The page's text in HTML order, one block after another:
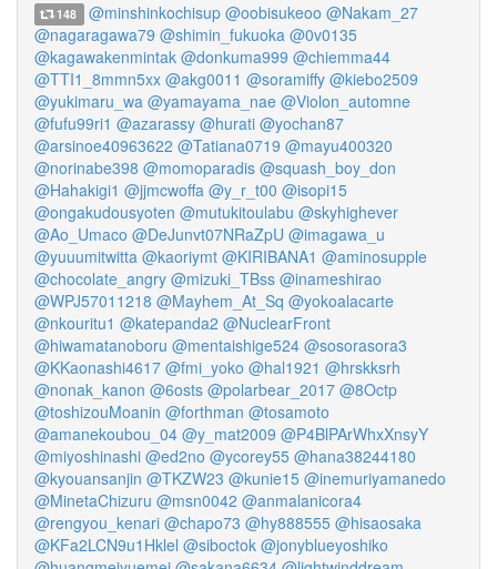
148 @minshinkochisup @oobisukeoo @Nakam_27
@nagaragawa79 @shimin_fukuoka @0v0135
@kagawakenmintak @donkuma999 @chiemma44
@TTI1_8mmn5xx @akg0011 @soramiffy @kiebo2509
@yukimaru_wa @yamayama_nae @Violon_automne
@fufu99ri1 @azarassy @hurati @yochan87
@arsinoe40963622 @Tatiana0719 @mayu400320
@norinabe398 @momoparadis @squash_boy_don
@Hahakigi1 @jjmcwoffa @y_r_t00 @isopi15
@ongakudousyoten @mutukitoulabu @skyhighever
@Ao_Umaco @DeJunvt07NRaZpU @imagawa_u
@yuuumitwitta @kaoriymt @KIRIBANA1 @aminosupple
@chocolate_angry @mizuki_TBss @inameshirao
@WPJ57011218 @Mayhem_At_Sq @yokoalacarte
@nkouritu1 @katepanda2 @NuclearFront
@hiwamatanoboru @mentaishige524 @sosorasora3
@KKaonashi4617 @fmi_yoko @hal1921 @hrskksrh
@nonak_kanon @6osts @polarbear_2017 @8Octp
@toshizouMoanin @forthman @tosamoto
@amanekoubou_04 @y_mat2009 @P4BlPArWhxXnsyY
@miyoshinashi @ed2no @ycorey55 @hana38244180
@kyouansanjin @TKZW23 @kunie15 @inemuriyamanedo
@MinetaChizuru @msn0042 @anmalanicora4
@rengyou_kenari @chapo73 @hy888555 @hisaosaka
@KFa2LCN9u1Hklel @siboctok @jonyblueyoshiko